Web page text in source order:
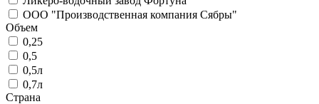
ООО "Производственная компания Сябры"
Объем
0,25
0,5
0,5л
0,7л
Страна